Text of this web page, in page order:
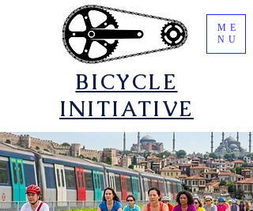
​BICYCLE
INITIATIVE
ME
NU